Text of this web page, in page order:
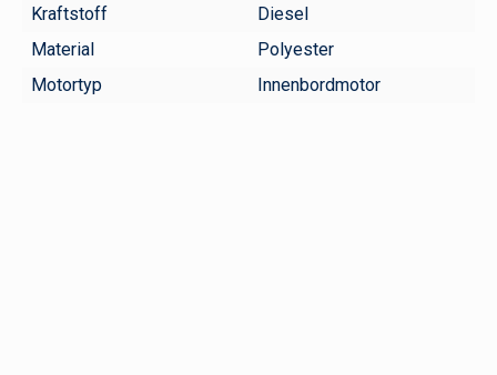
Kraftstoff
Diesel
Material
Polyester
Motortyp
Innenbordmotor